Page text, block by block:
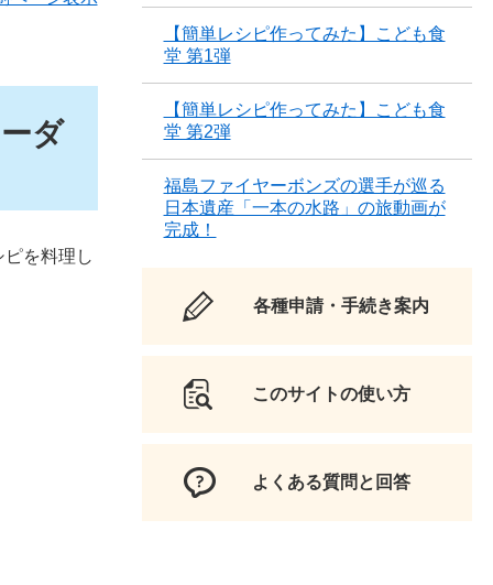
ダ
を料理し
【簡単レシピ作ってみた】こども食
堂 第1弾
【簡単レシピ作ってみた】こども食
堂 第2弾
福島ファイヤーボンズの選手が巡る
日本遺産「一本の水路」の旅動画が
完成！
各種申請・手続き案内
このサイトの使い方
よくある質問と回答